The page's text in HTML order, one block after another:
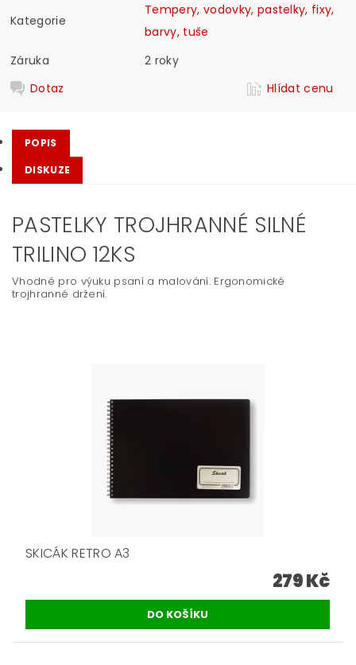
Kategorie
Tempery, vodovky, pastelky, fixy,
barvy, tuše
Záruka
2 roky
Dotaz
Hlídat cenu
POPIS
DISKUZE
PASTELKY TROJHRANNÉ SILNÉ
TRILINO 12KS
Vhodné pro výuku psaní a malování. Ergonomické
trojhranné držení.
SKICÁK RETRO A3
279 Kč